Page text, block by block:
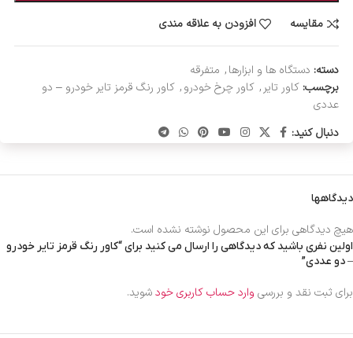
مقایسه
افزودن به علاقه مندی
دسته: دستگاه ها و ابزارها, متفرقه
برچسب: کاور تایر , کاور چرخ خودرو, کاور رنگ قرمز تایر خودرو – دو
عددی
دنبال کنید:
دیدگاهها
هیچ دیدگاهی برای این محصول نوشته نشده است.
اولین نفری باشید که دیدگاهی را ارسال می کنید برای “کاور رنگ قرمز تایر خودرو
– دو عددی”
برای ثبت نقد و بررسی وارد حساب کاربری خودشوید.